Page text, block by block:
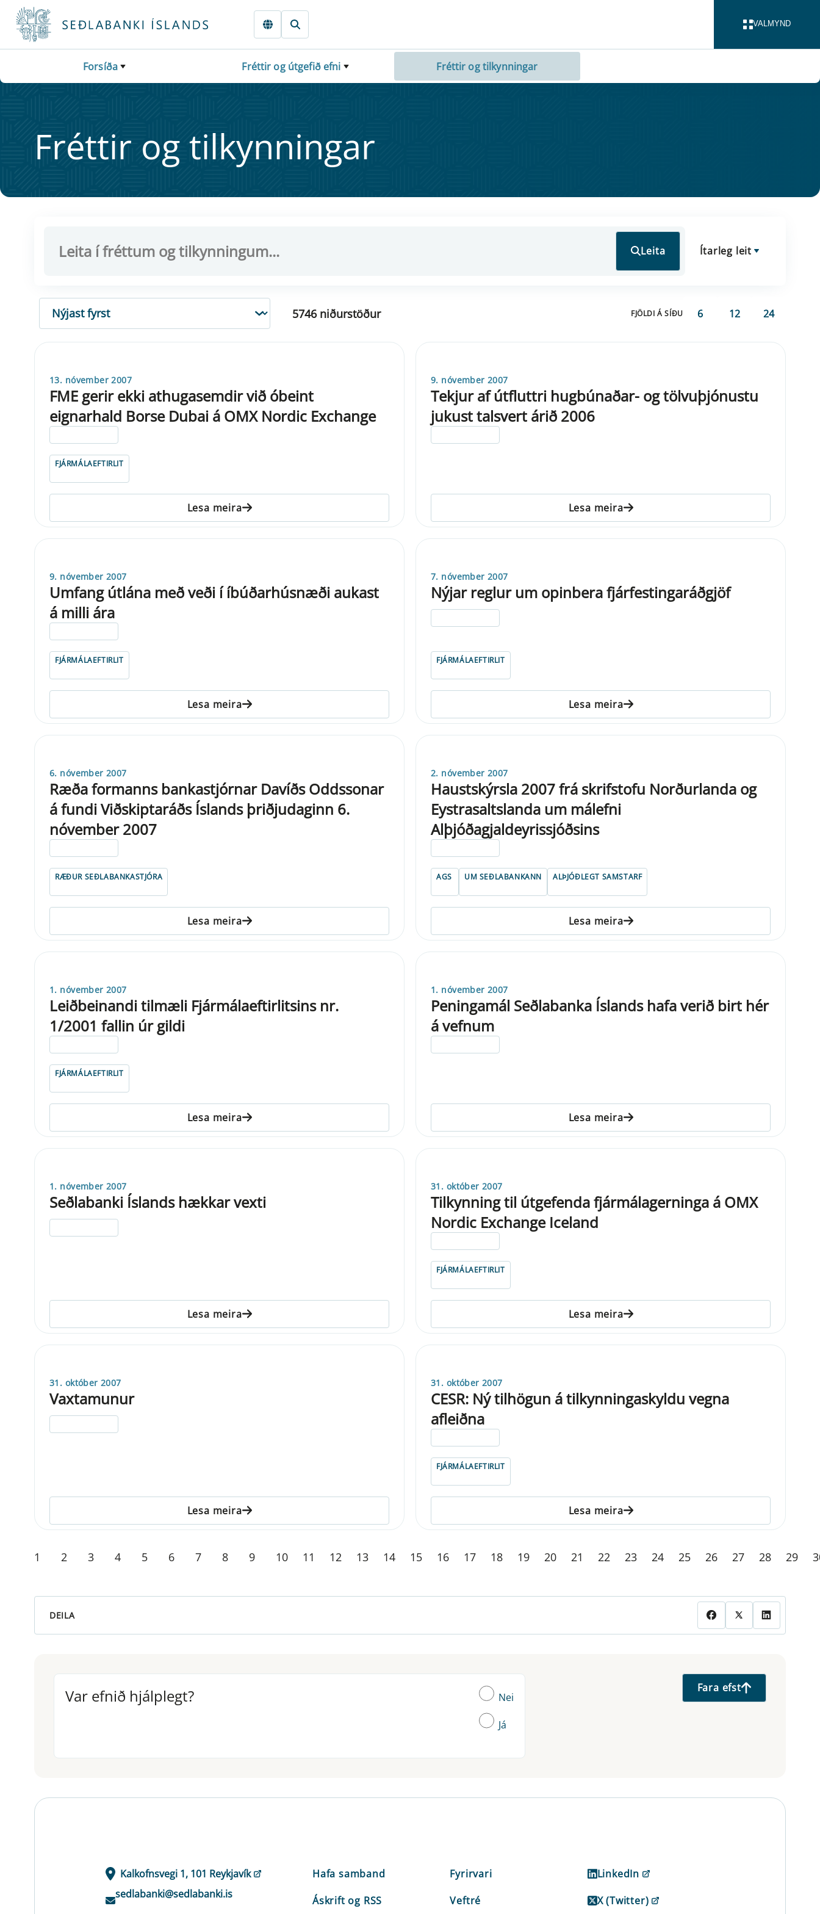
Fara beint í Meginmál
VALMYND
Forsíða Fréttir og útgefið efni Fréttir og tilkynningar
Frétt­ir og til­kynn­ing­ar
Leita Ítarleg leit
RÖÐUN
5746 niðurstöður FJÖLDI Á SÍÐU 6 12 24
13. nóvember 2007
FME gerir ekki athugasemdir við óbeint
eignarhald Borse Dubai á OMX Nordic Exchange
FJÁRMÁLAEFTIRLIT
Lesa meira
9. nóvember 2007
Tekjur af útfluttri hugbúnaðar- og tölvuþjónustu
jukust talsvert árið 2006
Lesa meira
9. nóvember 2007
Umfang útlána með veði í íbúðarhúsnæði aukast
á milli ára
FJÁRMÁLAEFTIRLIT
Lesa meira
7. nóvember 2007
Nýjar reglur um opinbera fjárfestingaráðgjöf
FJÁRMÁLAEFTIRLIT
Lesa meira
6. nóvember 2007
Ræða formanns bankastjórnar Davíðs Oddssonar
á fundi Viðskiptaráðs Íslands þriðjudaginn 6.
nóvember 2007
RÆÐUR SEÐLABANKASTJÓRA
Lesa meira
2. nóvember 2007
Haustskýrsla 2007 frá skrifstofu Norðurlanda og
Eystrasaltslanda um málefni
Alþjóðagjaldeyrissjóðsins
AGS UM SEÐLABANKANN ALÞJÓÐLEGT SAMSTARF
Lesa meira
1. nóvember 2007
Leiðbeinandi tilmæli Fjármálaeftirlitsins nr.
1/2001 fallin úr gildi
FJÁRMÁLAEFTIRLIT
Lesa meira
1. nóvember 2007
Peningamál Seðlabanka Íslands hafa verið birt hér
á vefnum
Lesa meira
1. nóvember 2007
Seðlabanki Íslands hækkar vexti
Lesa meira
31. október 2007
Tilkynning til útgefenda fjármálagerninga á OMX
Nordic Exchange Iceland
FJÁRMÁLAEFTIRLIT
Lesa meira
31. október 2007
Vaxtamunur
Lesa meira
31. október 2007
CESR: Ný tilhögun á tilkynningaskyldu vegna
afleiðna
FJÁRMÁLAEFTIRLIT
Lesa meira
1 2 3 4 5 6 7 8 9 10 11 12 13 14 15 16 17 18 19 20 21 22 23 24 25 26 27 28 29
DEILA
Var efnið hjálplegt?
Var efnið hjálplegt? Nei
Já
Fara efst
Kalkofnsvegi 1, 101 Reykjavík
sedlabanki@sedlabanki.is
Hafa samband
Áskrift og RSS
Fyrirvari
Veftré
LinkedIn
X (Twitter)